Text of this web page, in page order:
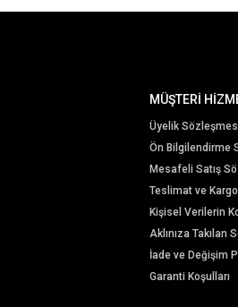
MÜŞTERİ
Üyelik
Ön Bilgilendirme
Mesafeli Satış
Teslimat ve
Kişisel Verilerin
Aklınıza Takılan
İade ve Değişim
Garanti Koşulları